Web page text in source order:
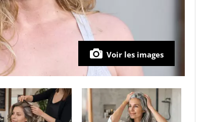
Voir les images